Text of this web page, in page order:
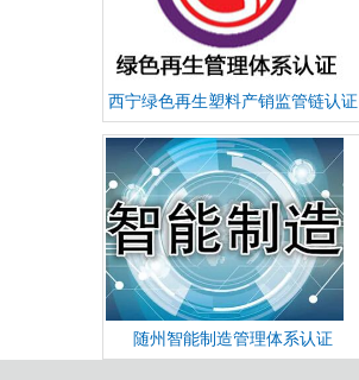
西宁绿色再生塑料产销监管链认证
随州智能制造管理体系认证